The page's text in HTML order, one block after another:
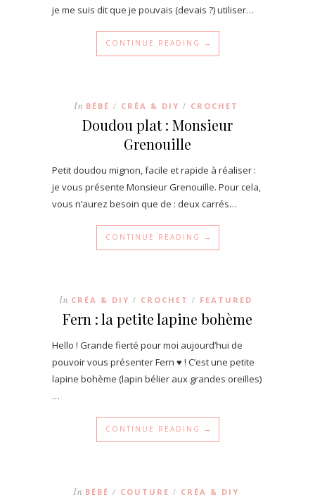
je me suis dit que je pouvais (devais ?) utiliser…
CONTINUE READING →
In BÉBÉ / CRÉA & DIY / CROCHET
Doudou plat : Monsieur
Grenouille
Petit doudou mignon, facile et rapide à réaliser :
je vous présente Monsieur Grenouille. Pour cela,
vous n’aurez besoin que de : deux carrés…
CONTINUE READING →
In CRÉA & DIY / CROCHET / FEATURED
Fern : la petite lapine bohème
Hello ! Grande fierté pour moi aujourd’hui de
pouvoir vous présenter Fern ♥ ! C’est une petite
lapine bohème (lapin bélier aux grandes oreilles)
…
CONTINUE READING →
In BÉBÉ / COUTURE / CRÉA & DIY